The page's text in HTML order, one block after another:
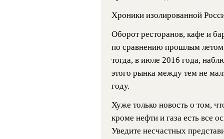
Хроники изолированной
Оборот ресторанов, кафе и
по сравнению прошлым
тогда, в июле 2016 года,
этого рынка между тем не
году.
Хуже только новость о том,
кроме нефти и газа есть все
Уведите несчастных